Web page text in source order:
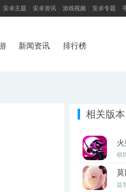
安卓主题 安卓资讯 游戏视频 安卓专题
新闻资讯 排行榜
相关版本
安
棋
莫
益